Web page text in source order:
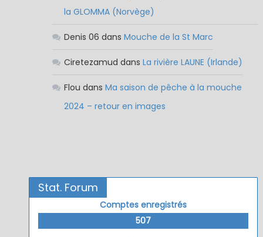
la GLOMMA (Norvège)
Denis 06 dans Mouche de la St Marc
Ciretezamud dans La rivière LAUNE (Irlande)
Flou dans Ma saison de pêche à la mouche
2024 – retour en images
Stat. Forum
Comptes enregistrés
507